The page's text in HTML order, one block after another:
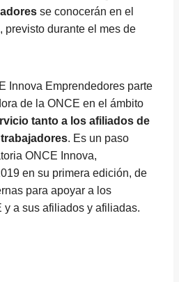
se conocerán en el
previsto durante el mes de
Innova Emprendedores parte
de la ONCE en el ámbito
tanto a los afiliados de
. Es un paso
ONCE Innova,
en su primera edición, de
para apoyar a los
y a sus afiliados y afiliadas.